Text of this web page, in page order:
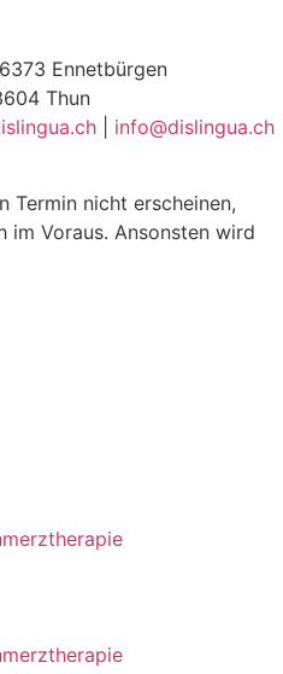
Ennetbürgen
Thun
info@dislingua.ch
Ter­min nicht erscheinen,
im Voraus. Anson­sten wird